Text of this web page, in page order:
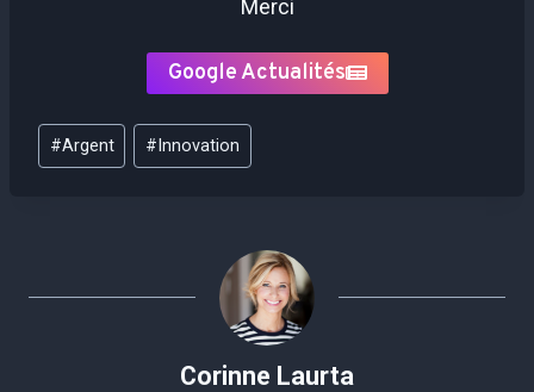
Merci
Google Actualités
Étiquettes
de
#Argent # Innovation
Corinne Laurta